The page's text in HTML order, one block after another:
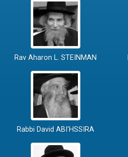
Rav Aharon L. STEINMAN
Rabbi David ABI'HSSIRA